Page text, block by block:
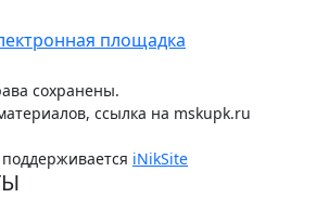
площадка
сохранены.
ссылка на mskupk.ru
iNikSite